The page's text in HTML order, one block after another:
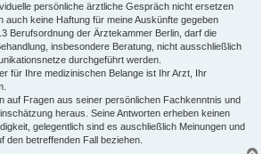
persönliche ärztliche Gespräch nicht ersetzen
auch keine Haftung für meine Auskünfte gegeben
Berufsordnung der Ärztekammer Berlin, darf die
insbesondere Beratung, nicht ausschließlich
durchgeführt werden.
für Ihre medizinischen Belange ist Ihr Arzt, Ihr
auf Fragen aus seiner persönlichen Fachkenntnis und
heraus. Seine Antworten erheben keinen
gelegentlich sind es auschließlich Meinungen und
den betreffenden Fall beziehen.